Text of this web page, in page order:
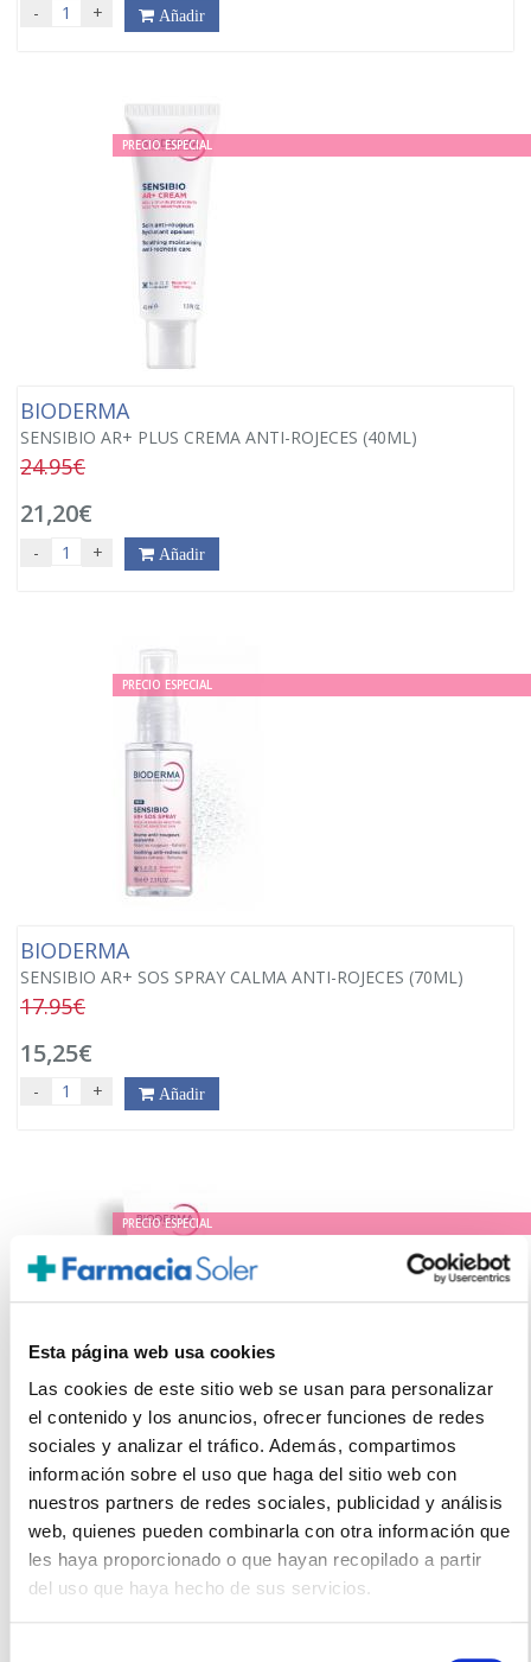
Esta página web usa cookies
Las cookies de este sitio web se usan para personalizar
el contenido y los anuncios, ofrecer funciones de redes
sociales y analizar el tráfico. Además, compartimos
información sobre el uso que haga del sitio web con
nuestros partners de redes sociales, publicidad y análisis
web, quienes pueden combinarla con otra información que
les haya proporcionado o que hayan recopilado a partir
del uso que haya hecho de sus servicios.
- + Añadir
PRECIO ESPECIAL
BIODERMA
SENSIBIO AR+ PLUS CREMA ANTI-ROJECES (40ML)
24.95€
21,20€
- + Añadir
PRECIO ESPECIAL
BIODERMA
SENSIBIO AR+ SOS SPRAY CALMA ANTI-ROJECES (70ML)
17.95€
15,25€
- + Añadir
PRECIO ESPECIAL
BIODERMA
SENSIBIO DEFENSIVE (40ML)
21.95€
18,65€